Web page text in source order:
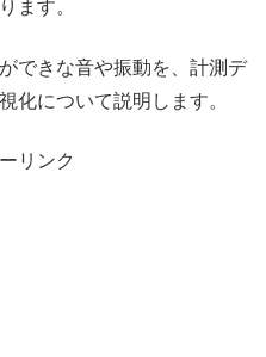
ます。
できな音や振動を、計測デ
化について説明します。
リンク